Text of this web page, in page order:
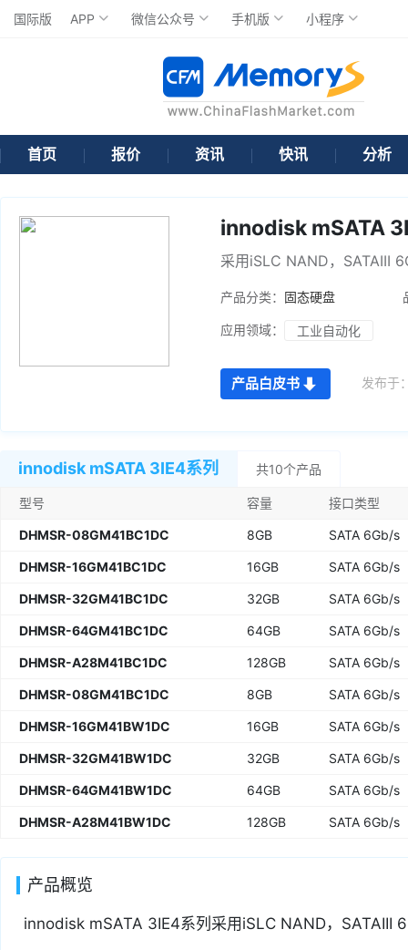
国际版 APP 微信公众号 手机版 小程序
首页 报价 资讯 快讯 分析
innodisk mSATA
采用iSLC NAND，SATAIII
产品分类： 固态硬盘
应用领域： 工业自动化
产品白皮书 发布于
innodisk mSATA 3IE4系列 共10个产品
型号 容量 接口类型
DHMSR-08GM41BC1DC 8GB SATA 6Gb/s
DHMSR-16GM41BC1DC 16GB SATA 6Gb/s
DHMSR-32GM41BC1DC 32GB SATA 6Gb/s
DHMSR-64GM41BC1DC 64GB SATA 6Gb/s
DHMSR-A28M41BC1DC 128GB SATA 6Gb/s
DHMSR-08GM41BC1DC 8GB SATA 6Gb/s
DHMSR-16GM41BW1DC 16GB SATA 6Gb/s
DHMSR-32GM41BW1DC 32GB SATA 6Gb/s
DHMSR-64GM41BW1DC 64GB SATA 6Gb/s
DHMSR-A28M41BW1DC 128GB SATA 6Gb/s
产品概览
innodisk mSATA 3IE4系列采用iSLC NAND，SATAIII